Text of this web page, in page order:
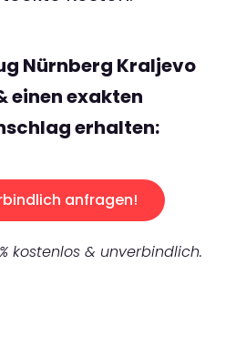
Nürnberg Kraljevo
einen exakten
erhalten:
anfragen!
kostenlos & unverbindlich.